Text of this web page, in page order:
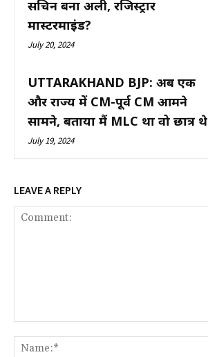
सचिन बना अली, रजिस्ट्रार
मास्टरमाइंड?
July 20, 2024
UTTARAKHAND BJP: अब एक
और राज्य में CM-पूर्व CM आमने
सामने, बताया मैं MLC था वो छात्र थे
July 19, 2024
LEAVE A REPLY